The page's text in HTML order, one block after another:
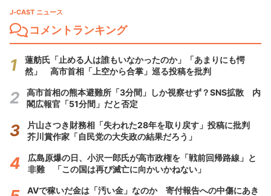
J-CAST ニュース
コメントランキング
蓮舫氏「止める人は誰もいなかったのか」「あまりにも愕
然」 高市首相「上空から合掌」巡る投稿を批判
高市首相の熊本避難所「3分間」しか視察せず？SNS拡散 内
閣広報官「51分間」だと否定
片山さつき財務相「失われた28年を取り戻す」投稿に批判
芥川賞作家「自民党の大失政の結果だろう」
広島原爆の日、小沢一郎氏が高市政権を「戦前回帰路線」と
非難 「この国は再び滅亡に向かいかねない」
AVで稼いだ金は「汚い金」なのか 寄付報告への中傷にあき